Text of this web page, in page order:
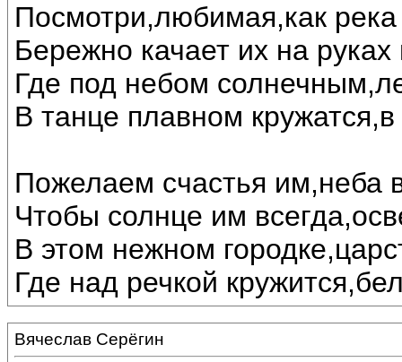
Посмотри,любимая,как река
Бережно качает их на
Где под небом
В танце плавном
Пожелаем счастья им,неба
Чтобы солнце им
В этом нежном
Где над речкой
Вячеслав Серёгин